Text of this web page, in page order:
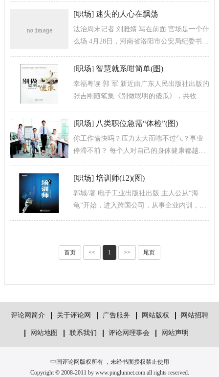
翟华说，虽出版过几本小书，但...
[职场] 迷失的人心在飘荡
法治周末记者 刘雅婧 写在前面 官场是一个什
么场 4月28日，河南省洛阳市公安局纪委书记
亡；一天后的4月29日，...
[职场] 智慧就系咁简单(图)
幸福粤读 郭 军 新近由广东人民出版社出版的
张吉刚随笔集《别做聪明的傻瓜》，共收录
书分为“生活的信号树”、“心...
[职场] 八类职位急需“体检”(图)
你工作愉快吗？压力太大而喘不过气？事业
停滞不前？ 每个人对自己的身体健康都越来
工福利，发放体检卡，提醒员工在努力...
[职场] 培训师(12)(图)
郭城/著 电子工业出版社出版 主人公从“海
龟”开始，进入跨国公司，从事企业内训，成
首页 << 1 >> 尾页
评论网简介 关于评论网 广告服务 网站版权 网站招聘
网站地图 联系我们 评论网理事会 网站声明
中国评论网版权所有 ，未经书面授权禁止使用
Copyright © 2008-2011 by www.pinglunnet.com all rights reserved.